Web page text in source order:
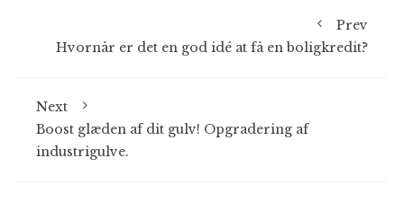
Prev
Hvornår er det en god idé at få en boligkredit?
Next
Boost glæden af dit gulv! Opgradering af
industrigulve.